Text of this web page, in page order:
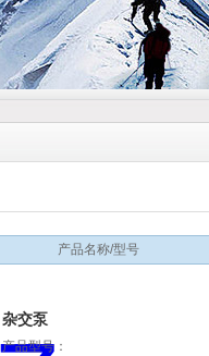
产品名称/型号
杂交泵
产品型号：